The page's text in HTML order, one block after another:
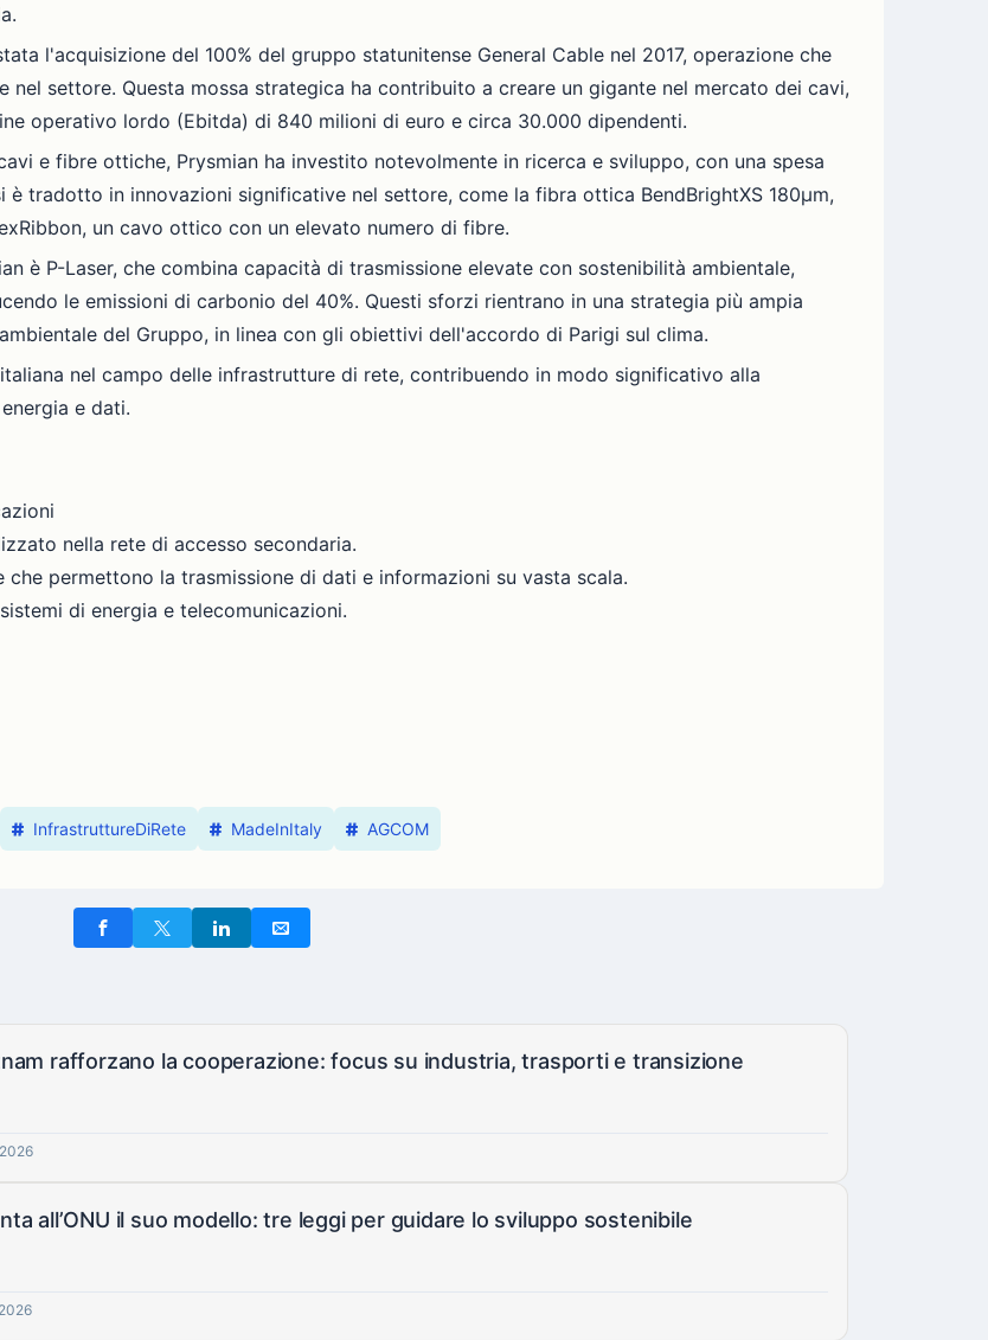
l'acquisizione del 100% del gruppo statunitense General Cable nel 2017, operazione che
nel settore. Questa mossa strategica ha contribuito a creare un gigante nel mercato dei cavi,
operativo lordo (Ebitda) di 840 milioni di euro e circa 30.000 dipendenti.
e fibre ottiche, Prysmian ha investito notevolmente in ricerca e sviluppo, con una spesa
tradotto in innovazioni significative nel settore, come la fibra ottica BendBrightXS 180µm,
un cavo ottico con un elevato numero di fibre.
è P-Laser, che combina capacità di trasmissione elevate con sostenibilità ambientale,
le emissioni di carbonio del 40%. Questi sforzi rientrano in una strategia più ampia
del Gruppo, in linea con gli obiettivi dell'accordo di Parigi sul clima.
nel campo delle infrastrutture di rete, contribuendo in modo significativo alla
e dati.
nella rete di accesso secondaria.
che permettono la trasmissione di dati e informazioni su vasta scala.
di energia e telecomunicazioni.
InfrastruttureDiRete MadeInItaly AGCOM
rafforzano la cooperazione: focus su industria, trasporti e transizione
all’ONU il suo modello: tre leggi per guidare lo sviluppo sostenibile